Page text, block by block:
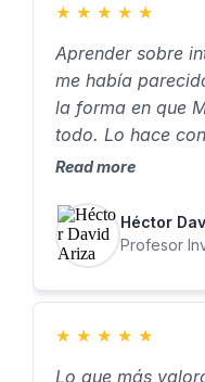
★ ★ ★ ★ ★
Aprender sobre
me había
la forma en que
todo. Lo hace con tanta emoción y claridad,
que dan ganas
con IA no fue
algo que
Read more
Héctor
Profesor
★ ★ ★ ★ ★
Lo que más